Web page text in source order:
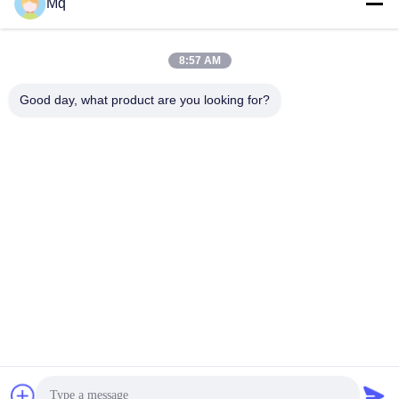
Mq
8:57 AM
Good day, what product are you looking for?